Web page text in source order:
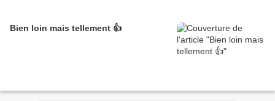
Bien loin mais tellement 👍